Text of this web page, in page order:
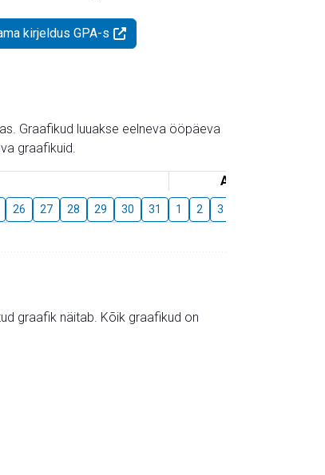
kirjeldus GPA-s
Graafikud luuakse eelneva ööpäeva
graafikuid.
August
26 27 28 29 30 31 1 2 3
graafik näitab. Kõik graafikud on